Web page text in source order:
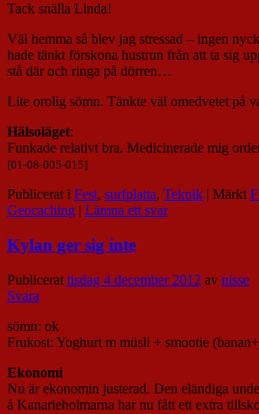
Tack snälla Linda!
Väl hemma så blev jag stressad – ingen
hade tänkt förskona hustrun från att ta sig
stå där och ringa på dörren…
Lite orolig sömn. Tänkte väl omedvetet på
Hälsoläget:
Funkade relativt bra. Medicinerade mig
[01-08-005-015]
Publicerat i Fest, surfplatta, Teknik | Märkt
Geocaching | Lämna ett svar
Kylan ger sig inte
Publicerat tisdag 4 december 2012 av nisse
Svara
sömn: ok
Frukost: Yoghurt m müsli + smootie
Ekonomi
Nu är ekonomin justerad. Den eländiga
å Kanarieholmarna har nu fått ett extra